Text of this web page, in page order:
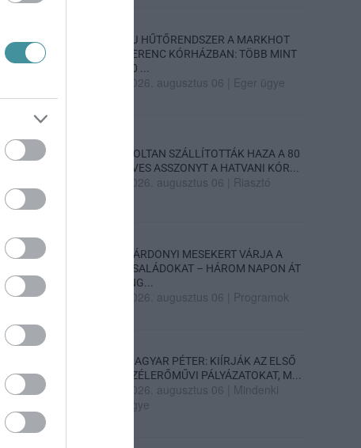
ÚJ HŰTŐRENDSZER A MARKHOT
FERENC KÓRHÁZBAN: TÖBB MINT
70 ...
2026. augusztus 06 Eger ügye
HOLTAN SZÁLLÍTOTTÁK HAZA A 80
ÉVES ASSZONYT A HATVANI KÓR...
2026. augusztus 06 Riasztó
GÁRDONYI MESEKERT VÁRJA A
CSALÁDOKAT – HÁROM NAPON ÁT
ING...
2026. augusztus 06 Programok
MAGYAR PÉTER: KIÍRJÁK AZ ELSŐ
SZÉLERŐMŰVI PÁLYÁZATOKAT, M...
2026. augusztus 06
Mindenki
ügye